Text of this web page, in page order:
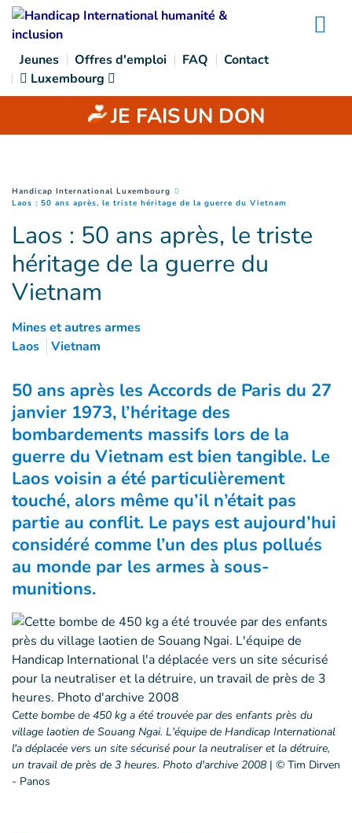
Goto main content
Jeunes Offres d'emploi FAQ
Contact
Luxembourg
JE FAISUN DON
You are here :
Handicap International Luxembourg
Laos : 50 ans après, le triste héritage de la guerre du Vietnam
Laos : 50 ans après, le triste
héritage de la guerre du
Vietnam
Mines et autres armes
Laos
Vietnam
50 ans après les Accords de Paris du 27
janvier 1973, l’héritage des
bombardements massifs lors de la
guerre du Vietnam est bien tangible. Le
Laos voisin a été particulièrement
touché, alors même qu’il n’était pas
partie au conflit. Le pays est aujourd’hui
considéré comme l’un des plus pollués
au monde par les armes à sous-
munitions.
Cette bombe de 450 kg a été trouvée par des enfants près du
village laotien de Souang Ngai. L'équipe de Handicap International
l'a déplacée vers un site sécurisé pour la neutraliser et la détruire,
un travail de près de 3 heures. Photo d'archive 2008| © Tim Dirven
- Panos